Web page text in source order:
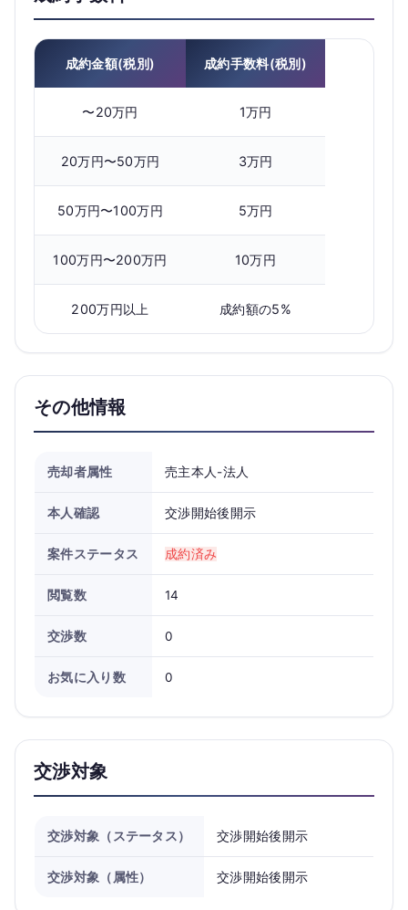
成約金額(税別) 成約手数料(税別)
〜20万円 1万円
20万円〜50万円 3万円
50万円〜100万円 5万円
100万円〜200万円 10万円
200万円以上 成約額の5%
その他情報
売却者属性 売主本人-法人
本人確認 交渉開始後開示
案件ステータス 成約済み
閲覧数 14
交渉数 0
お気に入り数 0
交渉対象
交渉対象（ステータス） 交渉開始後開示
交渉対象（属性） 交渉開始後開示